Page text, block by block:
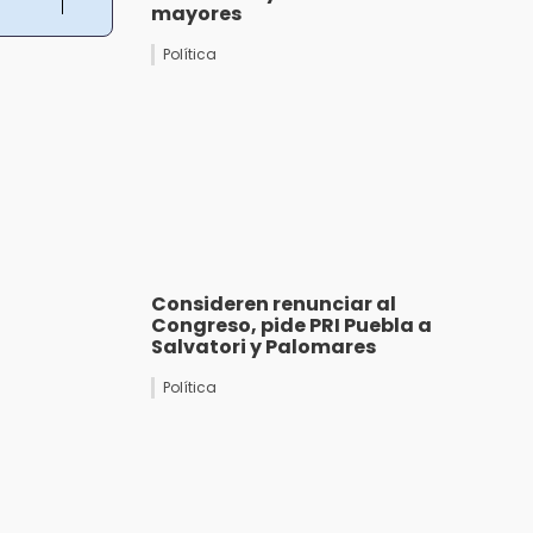
mayores
Política
Consideren renunciar al
Congreso, pide PRI Puebla a
Salvatori y Palomares
Política